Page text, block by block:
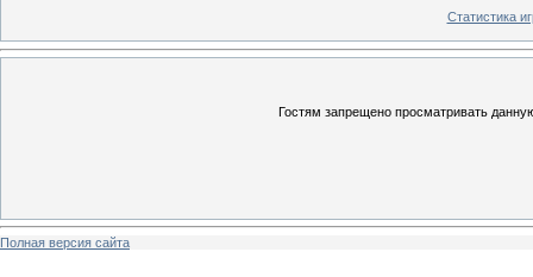
Статистика
Гостям запрещено просматривать
Полная версия сайта